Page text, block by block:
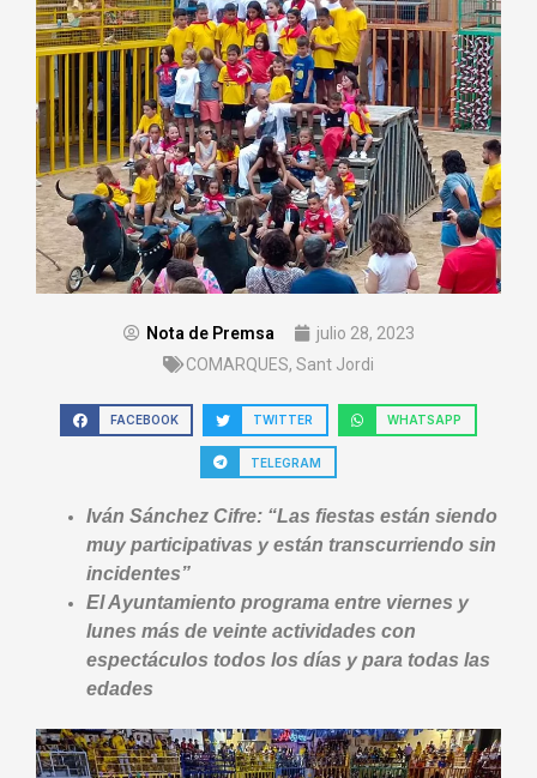
Nota de Premsa
julio 28, 2023
COMARQUES, Sant Jordi
FACEBOOK TWITTER WHATSAPP
TELEGRAM
Iván Sánchez Cifre: “Las fiestas están siendo
muy participativas y están transcurriendo sin
incidentes”
El Ayuntamiento programa entre viernes y
lunes más de veinte actividades con
espectáculos todos los días y para todas las
edades